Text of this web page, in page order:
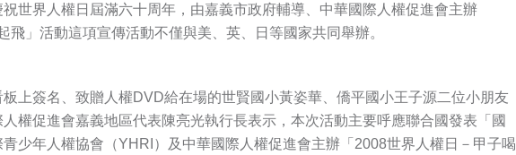
世界人權日屆滿六十周年，由嘉義市政府輔導、中華國際人權促進會主辦
飛」活動這項宣傳活動不僅與美、英、日等國家共同舉辦。
簽名、致贈人權DVD給在場的世賢國小黃姿華、僑平國小王子源二位小朋友
權促進會嘉義地區代表陳亮光執行長表示，本次活動主要呼應聯合國發表「國
少年人權協會（YHRI）及中華國際人權促進會主辦「2008世界人權日－甲子喝